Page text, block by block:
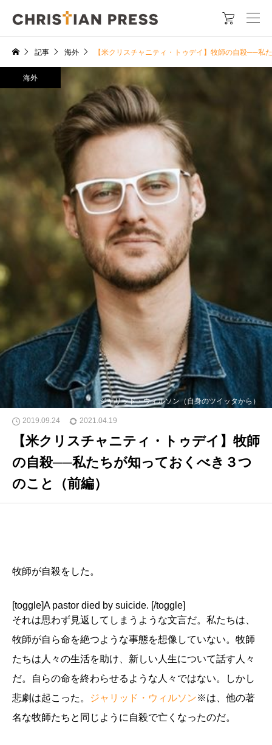

記事 海外 【米クリスチャニティ・トゥデイ】牧師の自殺──私
ジャリッド・ウィルソン（自身のツイッタから）
海外
2019.09.24 2021.04.19
【米クリスチャニティ・トゥデイ】牧師
の自殺──私たちが知っておくべき３つ
のこと（前編）
牧師が自殺をした。
[toggle]A pastor died by suicide. [/toggle]
それは思わず見返してしまうような文言だ。私たちは、
牧師が自ら命を絶つような事態を想像していない。牧師
たちは人々の生活を助け、新しい人生について話す人々
だ。自らの命を終わらせるような人々ではない。しかし
悲劇は起こった。
ジャリッド・ウィルソン※は、他の著
名な牧師たちと同じように自殺で亡くなったのだ。